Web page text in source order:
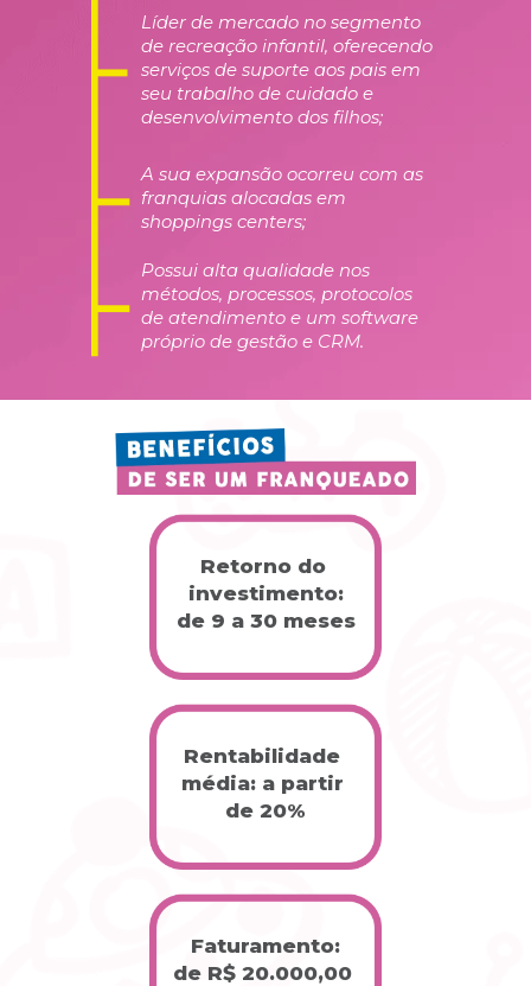
Líder de mercado no segmento
de recreação infantil, oferecendo
serviços de suporte aos pais em
seu trabalho de cuidado e
desenvolvimento dos filhos;
A sua expansão ocorreu com as
franquias alocadas em
shoppings centers;
Possui alta qualidade nos
métodos, processos, protocolos
de atendimento e um software
próprio de gestão e CRM.
Faturamento:
de R$ 20.000,00
Retorno do
investimento:
de 9 a 30 meses
Rentabilidade
média: a partir
de 20%